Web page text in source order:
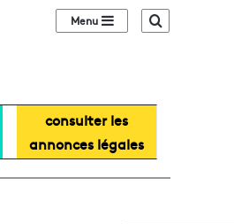
Sidebar (barre
consulter les
annonces légales